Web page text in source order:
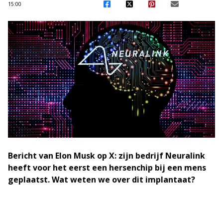
15:00
Bericht van Elon Musk op X: zijn bedrijf Neuralink
heeft voor het eerst een hersenchip bij een mens
geplaatst. Wat weten we over dit implantaat?